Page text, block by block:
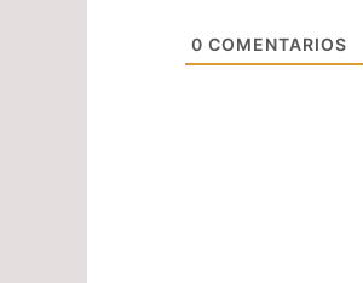
0 COMENTARIOS